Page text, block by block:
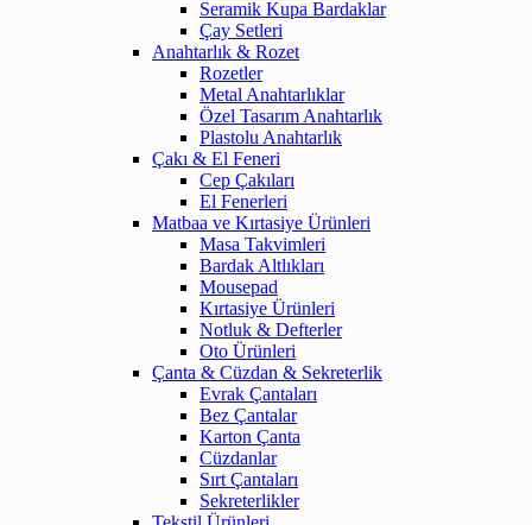
Seramik Kupa Bardaklar
Çay Setleri
Anahtarlık & Rozet
Rozetler
Metal Anahtarlıklar
Özel Tasarım Anahtarlık
Plastolu Anahtarlık
Çakı & El Feneri
Cep Çakıları
El Fenerleri
Matbaa ve Kırtasiye Ürünleri
Masa Takvimleri
Bardak Altlıkları
Mousepad
Kırtasiye Ürünleri
Notluk & Defterler
Oto Ürünleri
Çanta & Cüzdan & Sekreterlik
Evrak Çantaları
Bez Çantalar
Karton Çanta
Cüzdanlar
Sırt Çantaları
Sekreterlikler